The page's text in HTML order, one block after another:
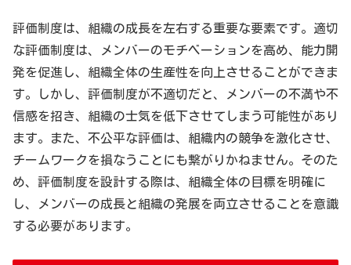
評価制度は、組織の成長を左右する重要な要素です。適切
な評価制度は、メンバーのモチベーションを高め、能力開
発を促進し、組織全体の生産性を向上させることができま
す。しかし、評価制度が不適切だと、メンバーの不満や不
信感を招き、組織の士気を低下させてしまう可能性があり
ます。また、不公平な評価は、組織内の競争を激化させ、
チームワークを損なうことにも繋がりかねません。そのた
め、評価制度を設計する際は、組織全体の目標を明確に
し、メンバーの成長と組織の発展を両立させることを意識
する必要があります。